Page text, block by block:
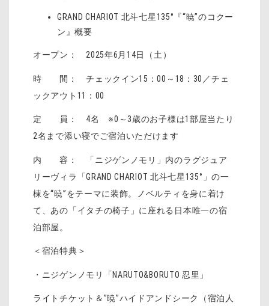
GRAND CHARIOT 北斗七星135°『“暁”のコクー
ン』概要
オープン： 2025年6月14日（土）
時 間： チェックイン15：00～18：30／チェ
ックアウト11：00
定 員： 4名 ※0～3歳のお子様は1部屋当たり
2名まで添い寝でご宿泊いただけます
内 容： 「ニジゲンノモリ」内のラグジュア
リーヴィラ「GRAND CHARIOT 北斗七星135°」の一
棟を“暁”をテーマに装飾。ノベルティを身に着け
て、あの「イタチの椅子」に座れる日本唯一の宿
泊部屋。
＜宿泊特典＞
・ニジゲンノモリ「NARUTO&BORUTO 忍里」
ライトチケット＆”暁”ハイドアンドシーク（宿泊人